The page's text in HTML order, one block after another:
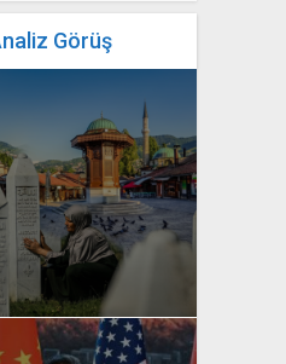
Görüş
Ak